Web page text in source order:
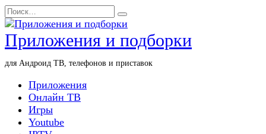
Перейти
к
содержанию
Search
for:
Приложения и подборки
для Андроид ТВ, телефонов и приставок
Приложения
Онлайн ТВ
Игры
Youtube